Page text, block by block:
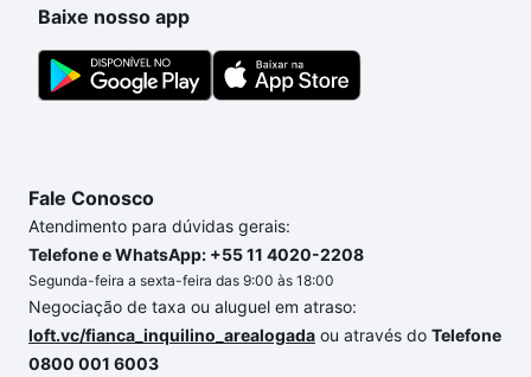
Baixe nosso app
Fale Conosco
Atendimento para dúvidas gerais:
Telefone e WhatsApp: +55 11 4020-2208
Segunda-feira a sexta-feira das 9:00 às 18:00
Negociação de taxa ou aluguel em atraso:
loft.vc/fianca_inquilino_arealogada ou através do Telefone
0800 001 6003